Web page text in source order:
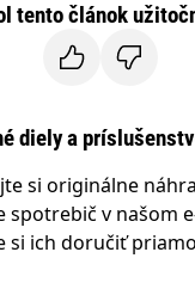
tento článok
diely a
si originálne
spotrebič v našom
si ich doručiť